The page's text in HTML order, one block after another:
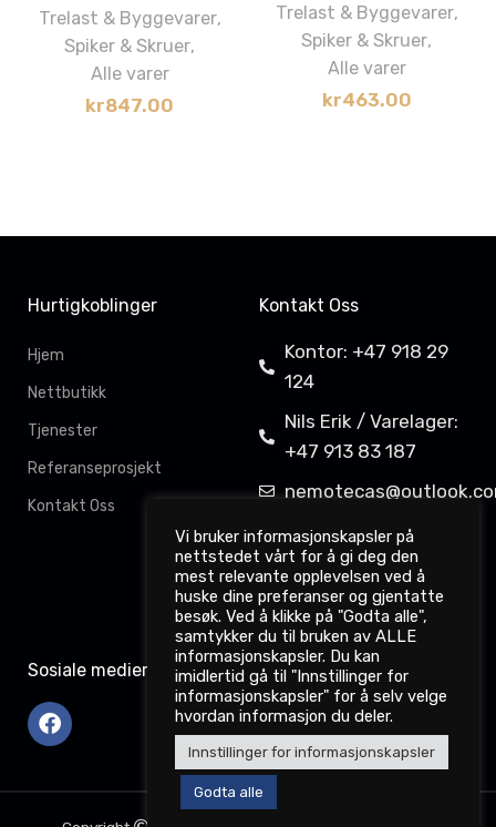
Trelast & Byggevarer,
Spiker & Skruer,
Alle varer
kr847.00
Trelast & Byggevarer,
Spiker & Skruer,
Alle varer
kr463.00
Hurtigkoblinger
Hjem
Nettbutikk
Tjenester
Referanseprosjekt
Kontakt Oss
Kontakt Oss
Kontor: +47 918 29
124
Nils Erik / Varelager:
+47 913 83 187
Davit Gahkkorluodda
11,
9522 Kautokeino
Sosiale medier
Vi bruker informasjonskapsler på
nettstedet vårt for å gi deg den
mest relevante opplevelsen ved å
huske dine preferanser og gjentatte
besøk. Ved å klikke på "Godta alle",
samtykker du til bruken av ALLE
informasjonskapsler. Du kan
imidlertid gå til "Innstillinger for
informasjonskapsler" for å selv velge
hvordan informasjon du deler.
Innstillinger for informasjonskapsler
Godta alle